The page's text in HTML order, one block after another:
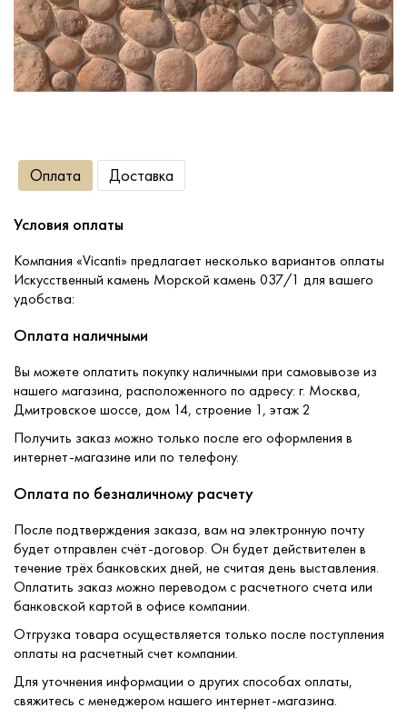
Сопутствующие товары
Услуги
Портфолио
Доставка
Оплата Доставка
Условия оплаты
Компания «Vicanti» предлагает несколько вариантов оплаты
Искусственный камень Морской камень 037/1 для вашего
удобства:
Оплата наличными
Вы можете оплатить покупку наличными при самовывозе из
нашего магазина, расположенного по адресу: г. Москва,
Дмитровское шоссе, дом 14, строение 1, этаж 2
Получить заказ можно только после его оформления в
интернет-магазине или по телефону.
Оплата по безналичному расчету
После подтверждения заказа, вам на электронную почту
будет отправлен счёт-договор. Он будет действителен в
течение трёх банковских дней, не считая день выставления.
Оплатить заказ можно переводом с расчетного счета или
банковской картой в офисе компании.
Отгрузка товара осуществляется только после поступления
оплаты на расчетный счет компании.
Для уточнения информации о других способах оплаты,
свяжитесь с менеджером нашего интернет-магазина.